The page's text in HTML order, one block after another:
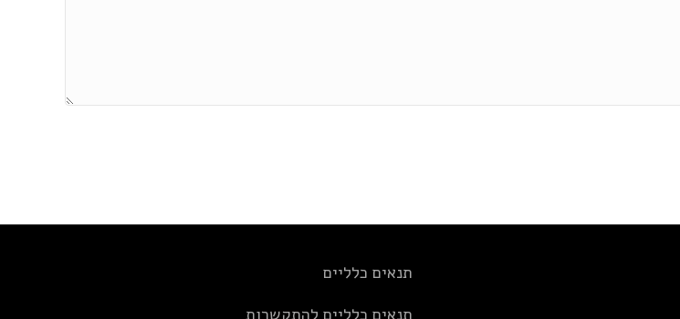
תנאים כלליים
תנאים כלליים להתקשרות